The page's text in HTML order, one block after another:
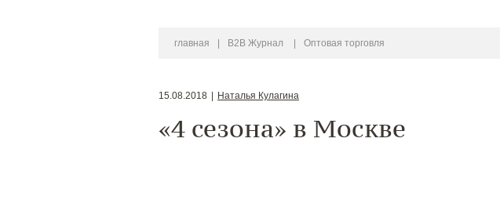
главная B2B Журнал Оптовая торговля
15.08.2018 Наталья Кулагина
«4 сезона» в Москве